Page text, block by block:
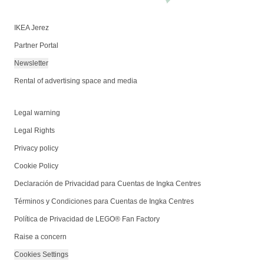
IKEA Jerez
Partner Portal
Newsletter
Rental of advertising space and media
Legal warning
Legal Rights
Privacy policy
Cookie Policy
Declaración de Privacidad para Cuentas de Ingka Centres
Términos y Condiciones para Cuentas de Ingka Centres
Política de Privacidad de LEGO® Fan Factory
Raise a concern
Cookies Settings